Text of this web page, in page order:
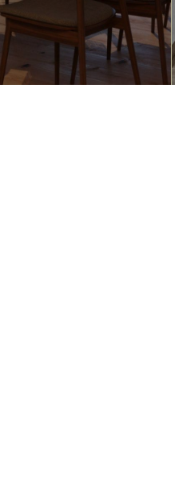
шоу с сухим льдом ИЛИ
пузырей с погружением